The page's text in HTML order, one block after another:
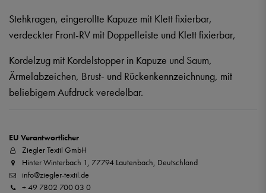
Stehkragen, eingerollte Kapuze mit Klett fixierbar,
verdeckter Front-RV mit Doppelleiste und Klett fixierbar,
Kordelzug mit Kordelstopper in Kapuze und Saum,
Ärmelabzeichen, Brust- und Rückenkennzeichnung, mit
beliebigem Aufdruck veredelbar.
EU Verantwortlicher
Ziegler Textil GmbH
Hinter Winterbach 1, 77794 Lautenbach, Deutschland
info@ziegler-textil.de
+ 49 7802 700 03 0